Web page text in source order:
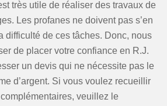
très utile de réaliser des travaux de
Les profanes ne doivent pas s’en
difficulté de ces tâches. Donc, nous
de placer votre confiance en R.J.
un devis qui ne nécessite pas le
d’argent. Si vous voulez recueillir
veuillez le